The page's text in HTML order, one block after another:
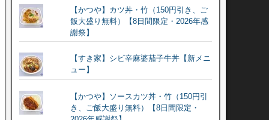
【かつや】カツ丼・竹（150円引き、ご
飯大盛り無料）【8日間限定・2026年感
謝祭】
【すき家】シビ辛麻婆茄子牛丼【新メニ
ュー】
【かつや】ソースカツ丼・竹（150円引
き、ご飯大盛り無料）【8日間限定・